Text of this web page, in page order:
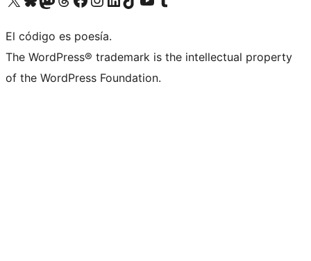
El código es poesía.
The WordPress® trademark is the intellectual property
of the WordPress Foundation.